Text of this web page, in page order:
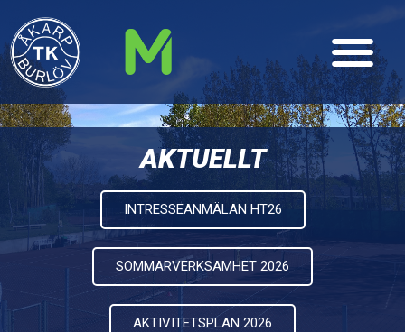
AKTUELLT
INTRESSEANMÄLAN HT26
SOMMARVERKSAMHET 2026
AKTIVITETSPLAN 2026